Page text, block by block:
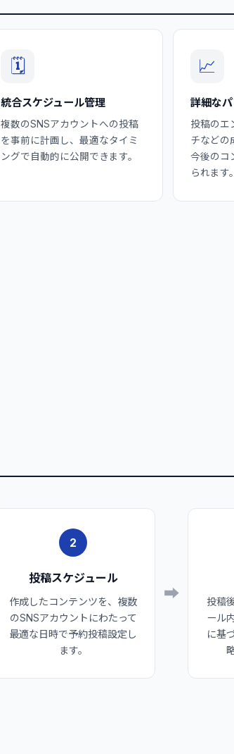
🗓️
統合スケジュール管理
複数のSNSアカウントへの投稿
を事前に計画し、最適なタイミ
ングで自動的に公開できます。
📈
詳細な
投稿のエ
チなどの
今後のコ
られます。
2
投稿スケジュール
作成したコンテンツを、複数
のSNSアカウントにわたって
最適な日時で予約投稿設定し
ます。
➡
投稿
ール
に基